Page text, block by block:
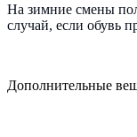
На зимние смены
случай, если обувь
Дополнительные